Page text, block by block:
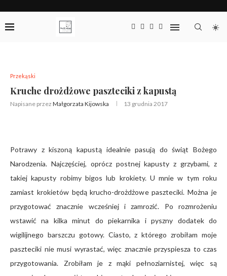
Przekąski
Kruche drożdżowe paszteciki z kapustą
Napisane przez Małgorzata Kijowska 13 grudnia 2017
Potrawy z kiszoną kapustą idealnie pasują do świąt Bożego
Narodzenia. Najczęściej, oprócz postnej kapusty z grzybami, z
takiej kapusty robimy bigos lub krokiety. U mnie w tym roku
zamiast krokietów będą krucho-drożdżowe paszteciki. Można je
przygotować znacznie wcześniej i zamrozić. Po rozmrożeniu
wstawić na kilka minut do piekarnika i pyszny dodatek do
wigilijnego barszczu gotowy. Ciasto, z którego zrobiłam moje
paszteciki nie musi wyrastać, więc znacznie przyspiesza to czas
przygotowania. Zrobiłam je z mąki pełnoziarnistej, więc są